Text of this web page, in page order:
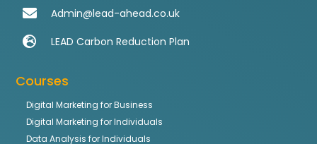
Admin@lead-ahead.co.uk
LEAD Carbon Reduction Plan
Courses
Digital Marketing for Business
Digital Marketing for Individuals
Data Analysis for Individuals